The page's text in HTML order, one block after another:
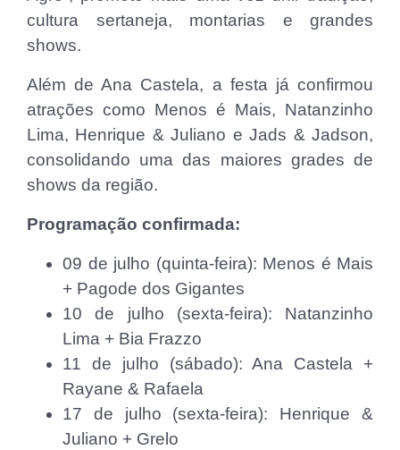
cultura sertaneja, montarias e grandes
shows.
Além de Ana Castela, a festa já confirmou
atrações como Menos é Mais, Natanzinho
Lima, Henrique & Juliano e Jads & Jadson,
consolidando uma das maiores grades de
shows da região.
Programação confirmada:
09 de julho (quinta-feira): Menos é Mais
+ Pagode dos Gigantes
10 de julho (sexta-feira): Natanzinho
Lima + Bia Frazzo
11 de julho (sábado): Ana Castela +
Rayane & Rafaela
17 de julho (sexta-feira): Henrique &
Juliano + Grelo